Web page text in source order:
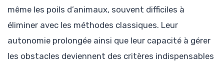
même les poils d’animaux, souvent difficiles à
éliminer avec les méthodes classiques. Leur
autonomie prolongée ainsi que leur capacité à gérer
les obstacles deviennent des critères indispensables